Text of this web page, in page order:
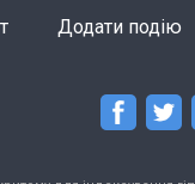
Додати подію